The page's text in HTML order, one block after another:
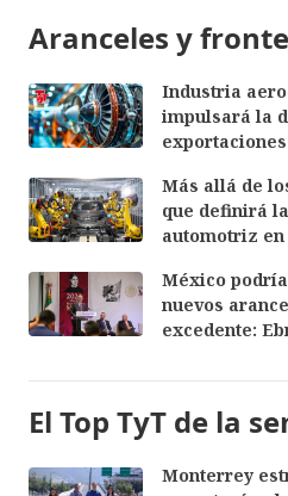
Aranceles y
Industria
impulsará la
Más allá de
que definirá
automotriz
México
nuevos
excedente:
El Top TyT de la
Monterrey